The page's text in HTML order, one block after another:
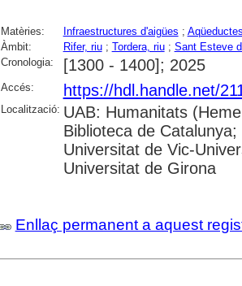
Matèries: Infraestructures d'aigües ;
Àmbit:
Rifer, riu; Tordera, riu; Sant Esteve
Cronologia:
[1300 - 1400]; 2025
Accés: https://hdl.handle.net/
Localització: UAB: Humanitats
Biblioteca de
Universitat de Vic-
Universitat de Girona
Enllaç permanent a aquest